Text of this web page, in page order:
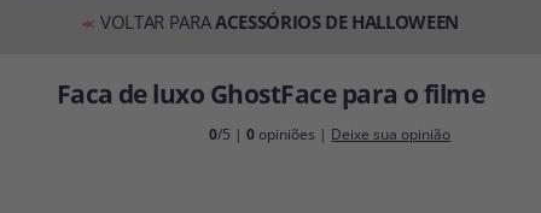
É a minha primeira vez
<< VOLTAR PARAACESSÓRIOS DE HALLOWEEN
Faca de luxo GhostFace para o filme
0/5 |0 opiniões | Deixe sua opinião